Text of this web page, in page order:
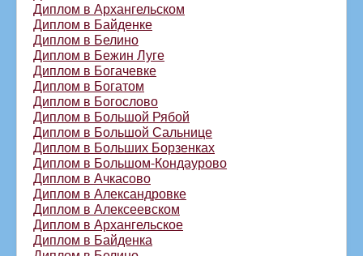
Диплом в Архангельском
Диплом в Байденке
Диплом в Белино
Диплом в Бежин Луге
Диплом в Богачевке
Диплом в Богатом
Диплом в Богослово
Диплом в Большой Рябой
Диплом в Большой Сальнице
Диплом в Больших Борзенках
Диплом в Большом-Кондаурово
Диплом в Ачкасово
Диплом в Александровке
Диплом в Алексеевском
Диплом в Архангельское
Диплом в Байденка